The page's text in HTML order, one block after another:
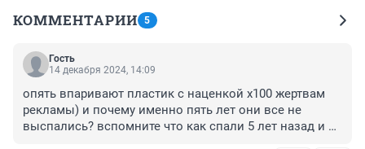
КОММЕНТАРИИ 5
Гость
14 декабря 2024, 14:09
опять впаривают пластик с наценкой x100 жертвам
рекламы) и почему именно пять лет они все не
выспались? вспомните что как спали 5 лет назад и